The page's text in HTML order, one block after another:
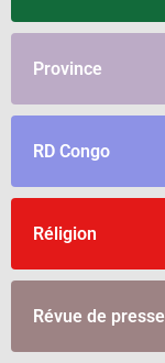
Province
RD Congo
Réligion
Révue de presse